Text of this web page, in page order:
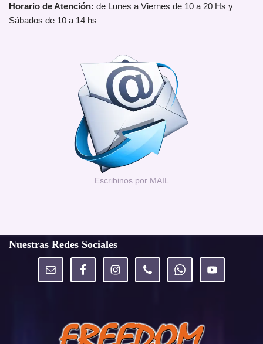
Horario de Atención: de Lunes a Viernes de 10 a 20 Hs y
Sábados de 10 a 14 hs
Escribinos por MAIL
Nuestras Redes Sociales